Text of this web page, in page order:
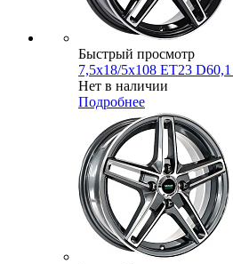
Быстрый просмотр
7,5x18/5x108 ET23
Нет в наличии
Подробнее